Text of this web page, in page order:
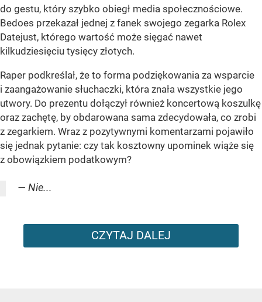
do gestu, który szybko obiegł media społecznościowe.
Bedoes przekazał jednej z fanek swojego zegarka Rolex
Datejust, którego wartość może sięgać nawet
kilkudziesięciu tysięcy złotych.
Raper podkreślał, że to forma podziękowania za wsparcie
i zaangażowanie słuchaczki, która znała wszystkie jego
utwory. Do prezentu dołączył również koncertową koszulkę
oraz zachętę, by obdarowana sama zdecydowała, co zrobi
z zegarkiem. Wraz z pozytywnymi komentarzami pojawiło
się jednak pytanie: czy tak kosztowny upominek wiąże się
z obowiązkiem podatkowym?
— Nie...
CZYTAJ DALEJ